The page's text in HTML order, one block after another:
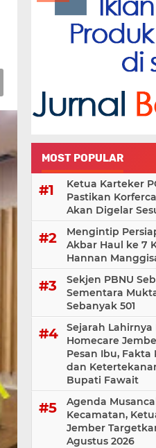
MOST POPULAR
Ketua Karteker
Pastikan
Akan Digelar
Mengintip
Akbar Haul ke 7
Hannan
Sekjen PBNU
Sementara
Sebanyak 501
Sejarah Lahirnya
Homecare
Pesan Ibu, Fakta
dan
Bupati Fawait
Agenda
Kecamatan,
Jember
Agustus 2026